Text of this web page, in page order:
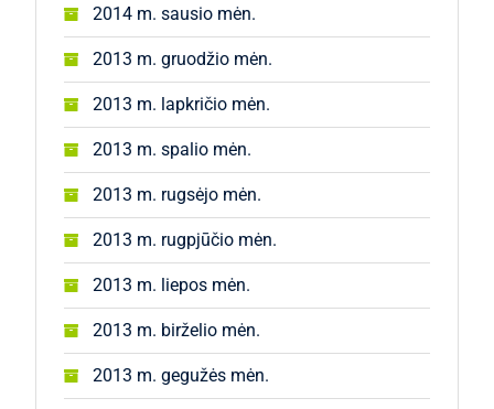
2014 m. sausio mėn.
2013 m. gruodžio mėn.
2013 m. lapkričio mėn.
2013 m. spalio mėn.
2013 m. rugsėjo mėn.
2013 m. rugpjūčio mėn.
2013 m. liepos mėn.
2013 m. birželio mėn.
2013 m. gegužės mėn.